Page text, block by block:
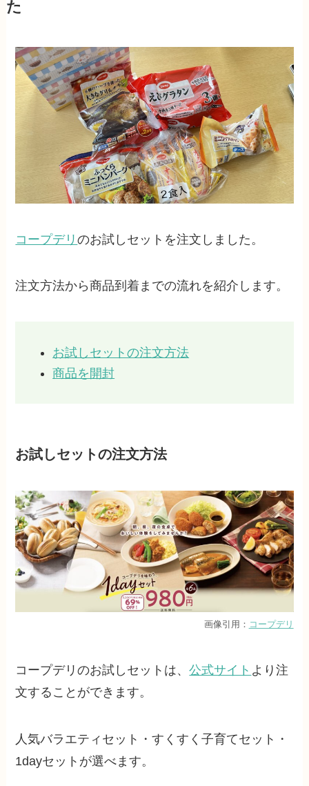
た
コープデリのお試しセットを注文しました。
注文方法から商品到着までの流れを紹介します。
お試しセットの注文方法
商品を開封
お試しセットの注文方法
画像引用： コープデリ
コープデリのお試しセットは、公式サイト より注
文することができます。
人気バラエティセット・すくすく子育てセット・
1dayセットが選べます。